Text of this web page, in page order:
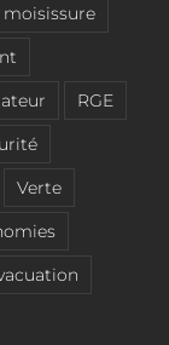
moisissure
RGE
Verte